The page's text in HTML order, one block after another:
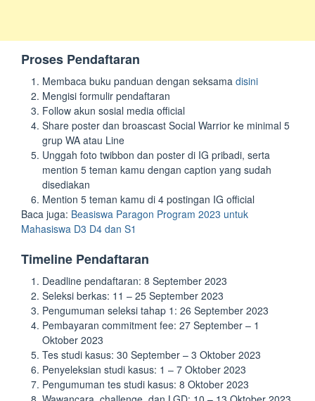
Proses Pendaftaran
Membaca buku panduan dengan seksama disini
Mengisi formulir pendaftaran
Follow akun sosial media official
Share poster dan broascast Social Warrior ke minimal 5
grup WA atau Line
Unggah foto twibbon dan poster di IG pribadi, serta
mention 5 teman kamu dengan caption yang sudah
disediakan
Mention 5 teman kamu di 4 postingan IG official
Baca juga: Beasiswa Paragon Program 2023 untuk
Mahasiswa D3 D4 dan S1
Timeline Pendaftaran
Deadline pendaftaran: 8 September 2023
Seleksi berkas: 11 – 25 September 2023
Pengumuman seleksi tahap 1: 26 September 2023
Pembayaran commitment fee: 27 September – 1
Oktober 2023
Tes studi kasus: 30 September – 3 Oktober 2023
Penyeleksian studi kasus: 1 – 7 Oktober 2023
Pengumuman tes studi kasus: 8 Oktober 2023